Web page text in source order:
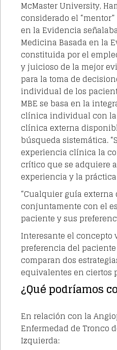
McMaster University,
considerado el
en la Evidencia
Medicina Basada en la
constituida por el
y juicioso de la mejor
para la toma de
individual de los
MBE se basa en la
clínica individual con
clínica externa
búsqueda sistemática.
experiencia clínica la
crítico que se adquiere
experiencia y la
“Cualquier guía externa
conjuntamente con el
paciente y sus
Interesante el
preferencia del
comparan dos
equivalentes en ciertos
¿Qué podríamos
En relación con la
Enfermedad de Tronco
Izquierda: